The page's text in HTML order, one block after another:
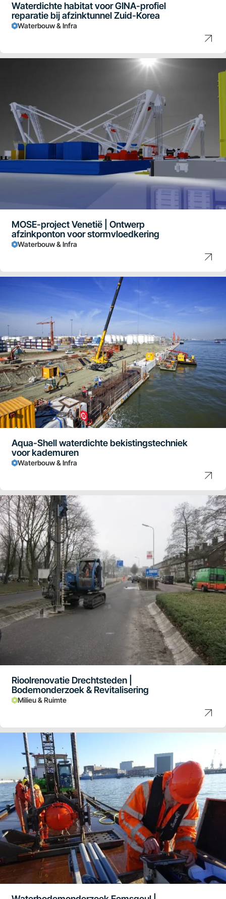
Waterdichte habitat voor GINA-profiel
reparatie bij afzinktunnel Zuid-Korea
Waterbouw & Infra
MOSE-project Venetië | Ontwerp
afzinkponton voor stormvloedkering
Waterbouw & Infra
Aqua-Shell waterdichte bekistingstechniek
voor kademuren
Waterbouw & Infra
Rioolrenovatie Drechtsteden |
Bodemonderzoek & Revitalisering
Milieu & Ruimte